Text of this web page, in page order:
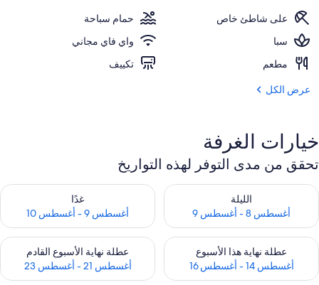
على شاطئ خاص
حمام سباحة
سبا
واي فاي مجاني
مطعم
تكييف
عرض الكل
الغرفة
من مدى التوفر لهذه التواريخ
الليلة
أغسطس 8 - أغسطس 9
من مدى التوفر لليلة للفترة أغسطس 8 - أغسطس 9
غدًا
أغسطس 9 - أغسطس 10
تحقق من مدى التوفر لغد للفترة أغسطس 9
عطلة نهاية هذا الأسبوع
أغسطس 14 - أغسطس 16
من مدى التوفر لعطلة نهاية هذا الأسبوع للفترة أغسطس 14 - أغسطس 16
عطلة نهاية الأسبوع القادم
أغسطس 21 - أغسطس 23
تحقق من مدى التوفر لعطلة نهاية